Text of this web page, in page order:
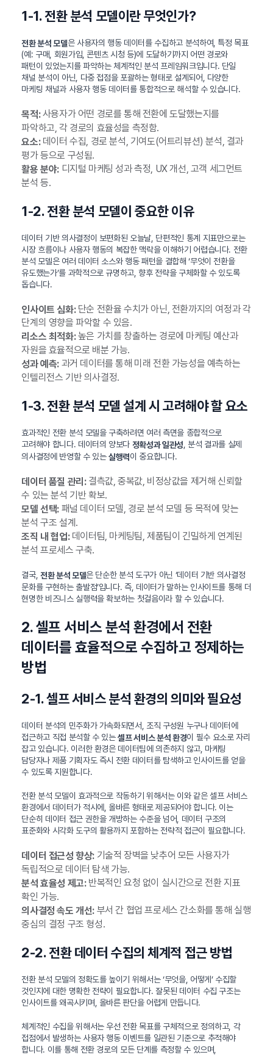
1-1. 전환 분석 모델이란 무엇인가?
전환 분석 모델은 사용자의 행동 데이터를 수집하고 분석하여, 특정 목표
(예: 구매, 회원가입, 콘텐츠 시청 등)에 도달하기까지 어떤 경로와
패턴이 있었는지를 파악하는 체계적인 분석 프레임워크입니다. 단일
채널 분석이 아닌, 다중 접점을 포괄하는 형태로 설계되어, 다양한
마케팅 채널과 사용자 행동 데이터를 통합적으로 해석할 수 있습니다.
목적:사용자가 어떤 경로를 통해 전환에 도달했는지를
파악하고, 각 경로의 효율성을 측정함.
요소:데이터 수집, 경로 분석, 기여도(어트리뷰션) 분석, 결과
평가 등으로 구성됨.
활용 분야:디지털 마케팅 성과 측정, UX 개선, 고객 세그먼트
분석 등.
1-2. 전환 분석 모델이 중요한 이유
데이터 기반 의사결정이 보편화된 오늘날, 단편적인 통계 지표만으로는
시장 흐름이나 사용자 행동의 복잡한 맥락을 이해하기 어렵습니다. 전환
분석 모델은 여러 데이터 소스와 행동 패턴을 결합해 ‘무엇이 전환을
유도했는가’를 과학적으로 규명하고, 향후 전략을 구체화할 수 있도록
돕습니다.
인사이트 심화:단순 전환율 수치가 아닌, 전환까지의 여정과 각
단계의 영향을 파악할 수 있음.
리소스 최적화:높은 가치를 창출하는 경로에 마케팅 예산과
자원을 효율적으로 배분 가능.
성과 예측:과거 데이터를 통해 미래 전환 가능성을 예측하는
인텔리전스 기반 의사결정.
1-3. 전환 분석 모델 설계 시 고려해야 할 요소
효과적인 전환 분석 모델을 구축하려면 여러 측면을 종합적으로
고려해야 합니다. 데이터의 양보다 정확성과 일관성 , 분석 결과를 실제
의사결정에 반영할 수 있는실행력이 중요합니다.
데이터 품질 관리:결측값, 중복값, 비정상값을 제거해 신뢰할
수 있는 분석 기반 확보.
모델 선택:패널 데이터 모델, 경로 분석 모델 등 목적에 맞는
분석 구조 설계.
조직 내 협업:데이터팀, 마케팅팀, 제품팀이 긴밀하게 연계된
분석 프로세스 구축.
결국, 전환 분석 모델은 단순한 분석 도구가 아닌 ‘데이터 기반 의사결정
문화를 구현하는 출발점’입니다. 즉, 데이터가 말하는 인사이트를 통해 더
현명한 비즈니스 실행력을 확보하는 첫걸음이라 할 수 있습니다.
2. 셀프 서비스 분석 환경에서 전환
데이터를 효율적으로 수집하고 정제하는
방법
2-1. 셀프 서비스 분석 환경의 의미와 필요성
데이터 분석의 민주화가 가속화되면서, 조직 구성원 누구나 데이터에
접근하고 직접 분석할 수 있는셀프 서비스 분석 환경이 필수 요소로 자리
잡고 있습니다. 이러한 환경은 데이터팀에 의존하지 않고, 마케팅
담당자나 제품 기획자도 즉시 전환 데이터를 탐색하고 인사이트를 얻을
수 있도록 지원합니다.
전환 분석 모델이 효과적으로 작동하기 위해서는 이와 같은 셀프 서비스
환경에서 데이터가 적시에, 올바른 형태로 제공되어야 합니다. 이는
단순히 데이터 접근 권한을 개방하는 수준을 넘어, 데이터 구조의
표준화와 시각화 도구의 활용까지 포함하는 전략적 접근이 필요합니다.
데이터 접근성 향상:기술적 장벽을 낮추어 모든 사용자가
독립적으로 데이터 탐색 가능.
분석 효율성 제고:반복적인 요청 없이 실시간으로 전환 지표
확인 가능.
의사결정 속도 개선:부서 간 협업 프로세스 간소화를 통해 실행
중심의 결정 구조 형성.
2-2. 전환 데이터 수집의 체계적 접근 방법
전환 분석 모델의 정확도를 높이기 위해서는 ‘무엇을, 어떻게’ 수집할
것인지에 대한 명확한 전략이 필요합니다. 잘못된 데이터 수집 구조는
인사이트를 왜곡시키며, 올바른 판단을 어렵게 만듭니다.
체계적인 수집을 위해서는 우선 전환 목표를 구체적으로 정의하고, 각
접점에서 발생하는 사용자 행동 이벤트를 일관된 기준으로 추적해야
합니다. 이를 통해 전환 경로의 모든 단계를 측정할 수 있으며,